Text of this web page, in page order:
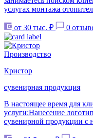
услугах монтажа
от 30 тыс. ₽ 0
Производство
Кристор
сувенирная продукция
В настоящее время для
услуги:Нанесение
сувенирной продукции с